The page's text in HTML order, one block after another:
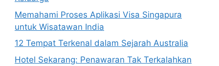
Memahami Proses Aplikasi Visa Singapura
untuk Wisatawan India
12 Tempat Terkenal dalam Sejarah Australia
Hotel Sekarang: Penawaran Tak Terkalahkan